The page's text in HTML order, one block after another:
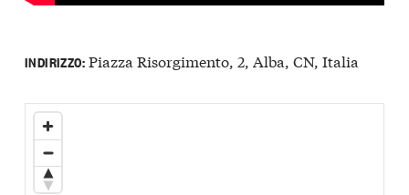
INDIRIZZO:Piazza Risorgimento, 2, Alba, CN, Italia